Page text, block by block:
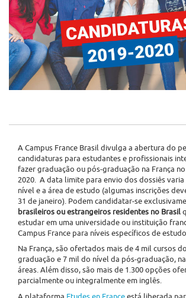
A Campus France Brasil divulga a abertura do
candidaturas para estudantes e profissionais
fazer graduação ou pós-graduação na França
2020. A data limite para envio dos dossiês
nível e a área de estudo (algumas inscrições
31 de janeiro). Podem candidatar-se
brasileiros ou estrangeiros residentes no Brasil
estudar em uma universidade ou instituição
Campus France para níveis específicos de
Na França, são ofertados mais de 4 mil cursos
graduação e 7 mil do nível da pós-graduação,
áreas. Além disso, são mais de 1.300 opções
parcialmente ou integralmente em inglês.